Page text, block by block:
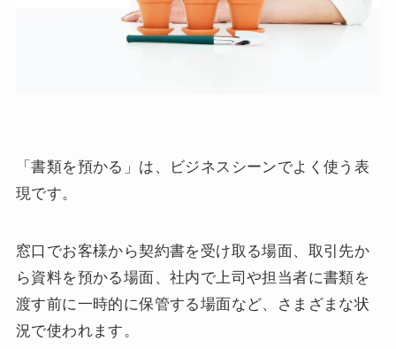
「書類を預かる」は、ビジネスシーンでよく使う表
現です。
窓口でお客様から契約書を受け取る場面、取引先か
ら資料を預かる場面、社内で上司や担当者に書類を
渡す前に一時的に保管する場面など、さまざまな状
況で使われます。